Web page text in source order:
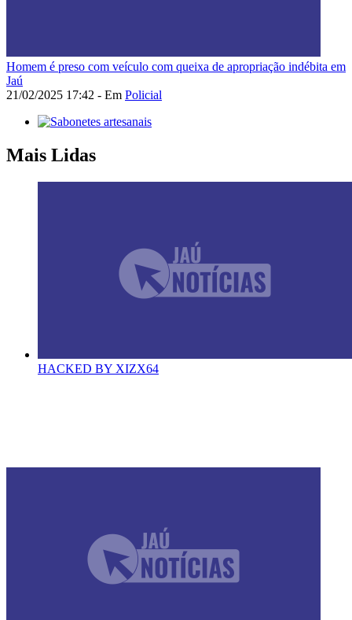
Homem é preso com veículo com queixa de apropriação indébita em
Jaú
21/02/2025 17:42 - Em Policial
Mais Lidas
HACKED BY XIZX64